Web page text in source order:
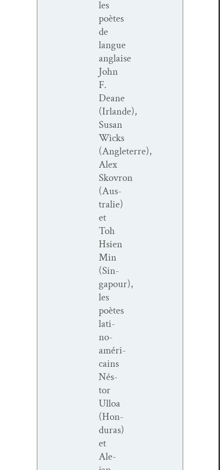
les
poètes
de
langue
anglaise
John
F.
Deane
(Irlande),
Susan
Wicks
(Angleterre),
Alex
Skovron
(Aus­
tralie)
et
Toh
Hsien
Min
(Sin­
gapour),
les
poètes
lati­
no-
améri­­
cains
Nés­
tor
Ulloa
(Hon­
duras)
et
Ale­